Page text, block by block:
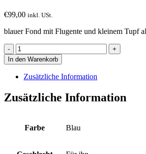
€99,00 inkl. USt.
blauer Fond mit Flugente und kleinem Tupf
Krawatte
mit
Flugente
und
Tupf
all-
over
blauem
In den Warenkorb
Zusätzliche Information
Zusätzliche Information
Farbe Blau